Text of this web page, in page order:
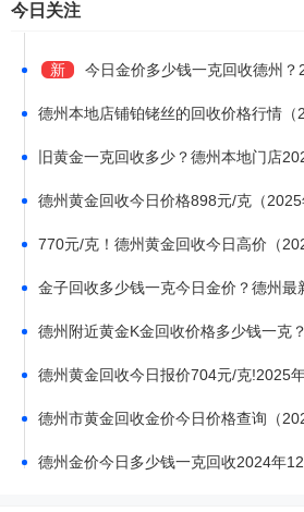
今日关注
新
今日金价多少钱一克回收德州
金珠宝回收店最新报价885元/克
德州本地店铺铂铑丝的回收价格行情（
旧黄金一克回收多少？德州本地门店
1050元
德州黄金回收今日价格898元/克（2025
附近实体店无折旧费
770元/克！德州黄金回收今日高价（
折旧费
金子回收多少钱一克今日金价？德州
7月21日）
德州附近黄金K金回收价格多少钱一克
德州黄金回收今日报价704元/克!2025
德州市黄金回收金价今日价格查询（
德州金价今日多少钱一克回收2024年12